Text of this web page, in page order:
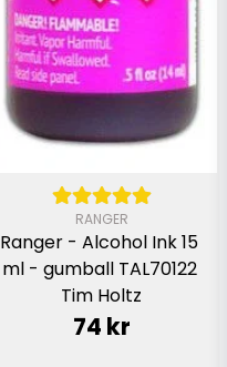
RANGER
Ranger - Alcohol Ink 15
ml - gumball TAL70122
Tim Holtz
74 kr